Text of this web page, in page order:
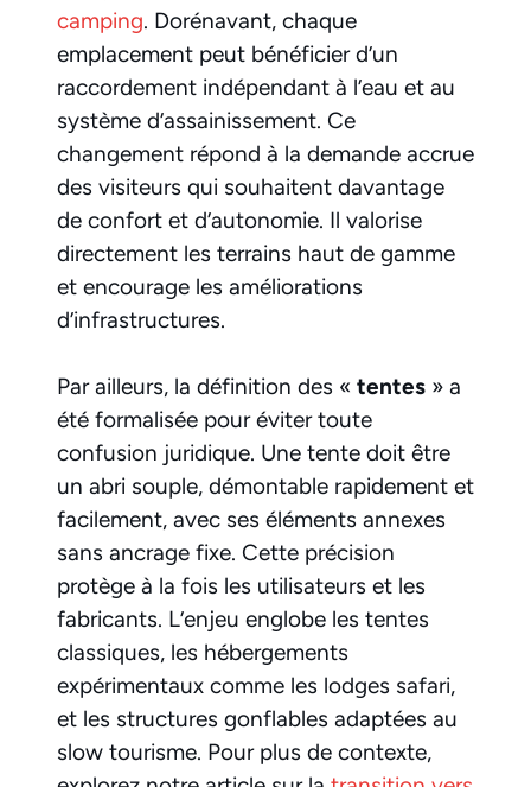
camping. Dorénavant, chaque
emplacement peut bénéficier d’un
raccordement indépendant à l’eau et au
système d’assainissement. Ce
changement répond à la demande accrue
des visiteurs qui souhaitent davantage
de confort et d’autonomie. Il valorise
directement les terrains haut de gamme
et encourage les améliorations
d’infrastructures.
Par ailleurs, la définition des « tentes » a
été formalisée pour éviter toute
confusion juridique. Une tente doit être
un abri souple, démontable rapidement et
facilement, avec ses éléments annexes
sans ancrage fixe. Cette précision
protège à la fois les utilisateurs et les
fabricants. L’enjeu englobe les tentes
classiques, les hébergements
expérimentaux comme les lodges safari,
et les structures gonflables adaptées au
slow tourisme. Pour plus de contexte,